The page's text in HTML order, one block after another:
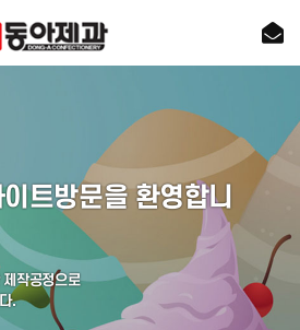
트방문을 환영합니
작공정으로
.